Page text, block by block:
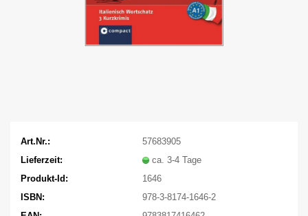
Art.Nr.:
57683905
Lieferzeit:
ca. 3-4 Tage
Produkt-Id:
1646
ISBN:
978-3-8174-1646-2